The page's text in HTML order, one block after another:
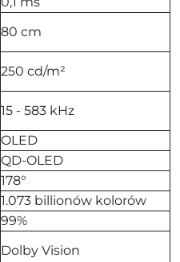
80 cm
250 cd/m²
15 - 583 kHz
OLED
QD-OLED
178°
1.073 billionów kolorów
99%
Dolby Vision